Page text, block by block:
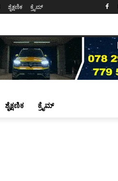
ಶೈಕ್ಷಣಿಕ ಕ್ರೈಮ್
ಶೈಕ್ಷಣಿಕ ಕ್ರೈಮ್